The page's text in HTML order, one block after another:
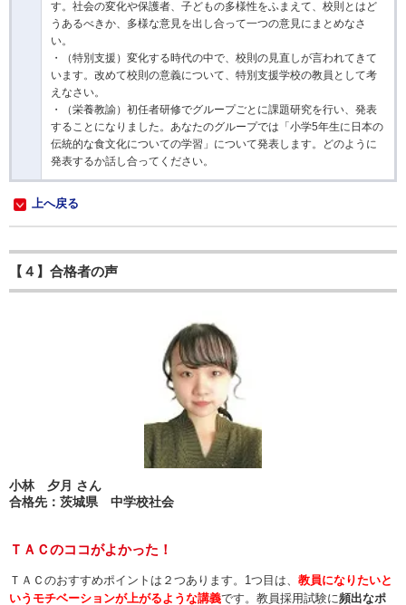
す。社会の変化や保護者、子どもの多様性をふまえて、校則とはど
うあるべきか、多様な意見を出し合って一つの意見にまとめなさ
い。
・（特別支援）変化する時代の中で、校則の見直しが言われてきて
います。改めて校則の意義について、特別支援学校の教員として考
えなさい。
・（栄養教諭）初任者研修でグループごとに課題研究を行い、発表
することになりました。あなたのグループでは「小学5年生に日本の
伝統的な食文化についての学習」について発表します。どのように
発表するか話し合ってください。
上へ戻る
【４】合格者の声
小林 夕月 さん
合格先：茨城県 中学校社会
ＴＡＣのココがよかった！
ＴＡＣのおすすめポイントは２つあります。1つ目は、 教員になりたいと
いうモチベーションが上がるような講義です。教員採用試験に頻出なポ